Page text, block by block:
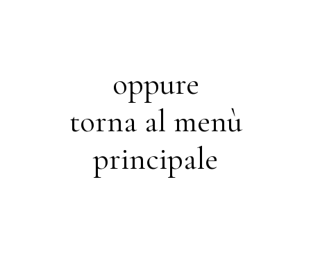
oppure
torna al menù
principale